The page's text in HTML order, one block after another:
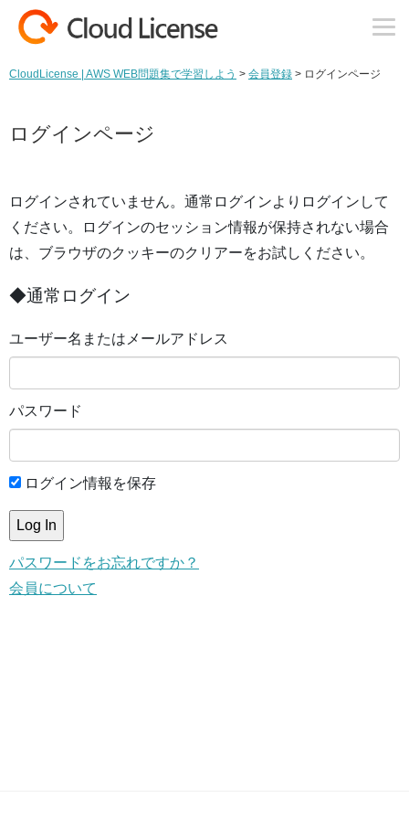
コンテンツへスキップ
CloudLicense | AWS WEB問題集で学習しよう > 会員登録 > ログインページ
ログインページ
ログインされていません。通常ログインよりログインして
ください。ログインのセッション情報が保持されない場合
は、ブラウザのクッキーのクリアーをお試しください。
◆通常ログイン
ユーザー名またはメールアドレス
パスワード
ログイン情報を保存
パスワードをお忘れですか？
会員について